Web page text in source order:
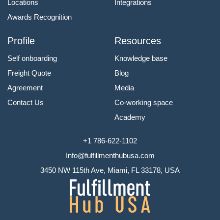
Locations
Awards Recognition
Integrations
Profile
Self onboarding
Freight Quote
Agreement
Contact Us
Resources
Knowledge base
Blog
Media
Co-working space
Academy
+1 786-622-1102
Info@fulfillmenthubusa.com
3450 NW 115th Ave, Miami, FL 33178, USA